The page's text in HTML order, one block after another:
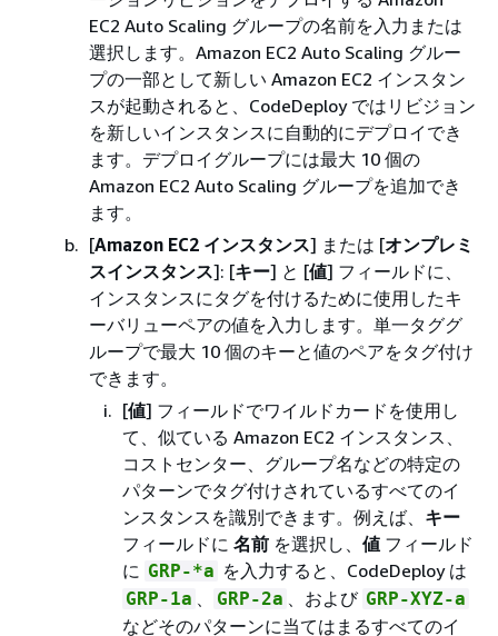
EC2 Auto Scaling グループの名前を入力または
選択します。Amazon EC2 Auto Scaling グルー
プの一部として新しい Amazon EC2 インスタン
スが起動されると、CodeDeploy ではリビジョン
を新しいインスタンスに自動的にデプロイでき
ます。デプロイグループには最大 10 個の
Amazon EC2 Auto Scaling グループを追加でき
ます。
[Amazon EC2 インスタンス] または [オンプレミ
スインスタンス]: [キー] と [値] フィールドに、
インスタンスにタグを付けるために使用したキ
ーバリューペアの値を入力します。単一タググ
ループで最大 10 個のキーと値のペアをタグ付け
できます。
[値] フィールドでワイルドカードを使用し
て、似ている Amazon EC2 インスタンス、
コストセンター、グループ名などの特定の
パターンでタグ付けされているすべてのイ
ンスタンスを識別できます。例えば、 キー
フィールドに 名前 を選択し、 値 フィールド
に GRP-*a を入力すると、CodeDeploy は
GRP-1a 、 GRP-2a 、および GRP-XYZ-a
などそのパターンに当てはまるすべてのイ